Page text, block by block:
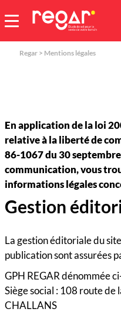
Mentions
Regar> Mentions légales
En application de la loi
relative à la liberté de
86-1067 du 30
communication, vous
informations légales
Gestion
La gestion éditoriale du
publication sont assurées
GPH REGAR dénommée
Siège social : 108 route de
CHALLANS